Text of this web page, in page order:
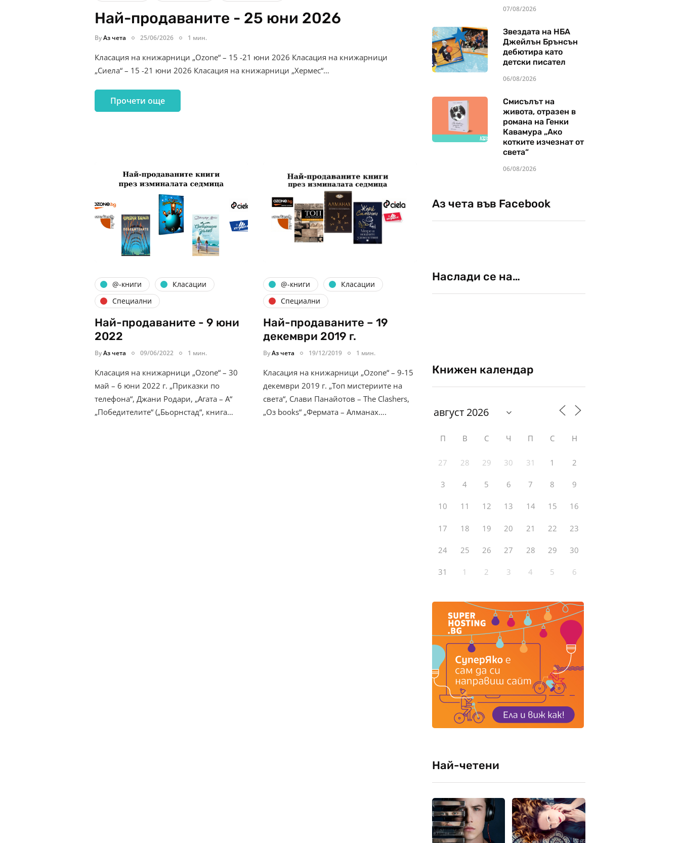
Най-продаваните - 25 юни 2026
ByАз чета 25/06/2026 1 мин.
Класация на книжарници „Ozone“ – 15 -21 юни 2026 Класация на книжарници
„Сиела“ – 15 -21 юни 2026 Класация на книжарници „Хермес“…
Прочети още
@-книги
Класации
Специални
Най-продаваните - 9 юни
2022
ByАз чета 09/06/2022 1 мин.
Класация на книжарници „Ozone“ – 30
май – 6 юни 2022 г. „Приказки по
телефона“, Джани Родари, „Агата – А“
„Победителите“ („Бьорнстад“, книга…
@-книги
Класации
Специални
Най-продаваните – 19
декември 2019 г.
ByАз чета 19/12/2019 1 мин.
Класация на книжарници „Ozone“ – 9-15
декември 2019 г. „Топ мистериите на
света“, Слави Панайотов – The Clashers,
„Оз books“ „Фермата – Алманах….
07/08/2026
Звездата на НБА
Джейлън Брънсън
дебютира като
детски писател
06/08/2026
Смисълът на
живота, отразен в
романа на Генки
Кавамура „Ако
котките изчезнат от
света“
06/08/2026
Аз чета във Facebook
Наслади се на…
Книжен календар
П В С Ч П С Н
27 28 29 30 31 1 2
3 4 5 6 7 8 9
10 11 12 13 14 15 16
17 18 19 20 21 22 23
24 25 26 27 28 29 30
31 1 2 3 4 5 6
Най-четени